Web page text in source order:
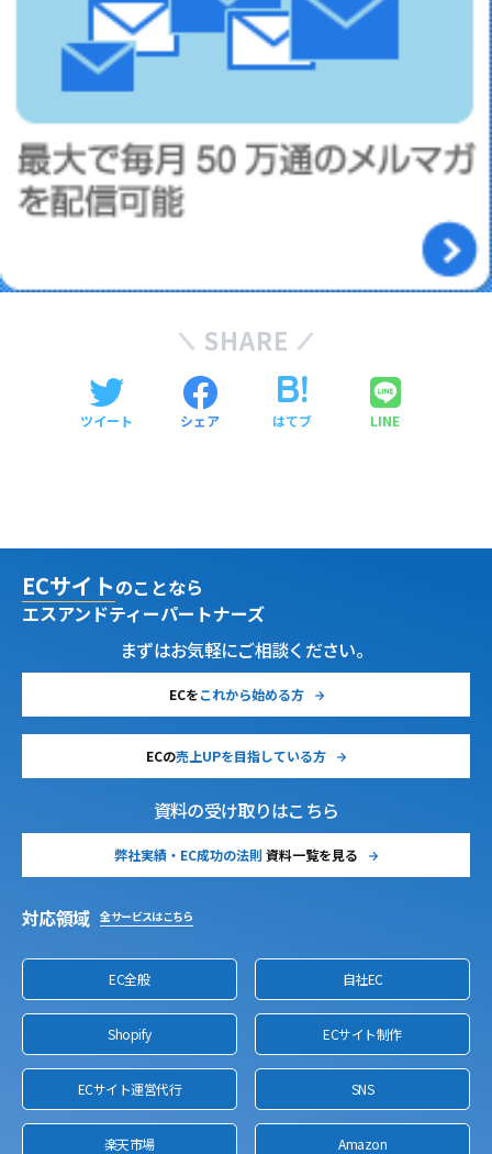
SHARE
ツイート シェア はてブ LINE
ECサイトのことなら
エスアンドティーパートナーズ
まずはお気軽にご相談ください。
ECをこれから始める方
ECの売上UPを目指している方
資料の受け取りはこちら
弊社実績・EC成功の法則 資料一覧を見る
対応領域 全サービスはこちら
EC全般 自社EC
Shopify ECサイト制作
ECサイト運営代行 SNS
楽天市場 Amazon